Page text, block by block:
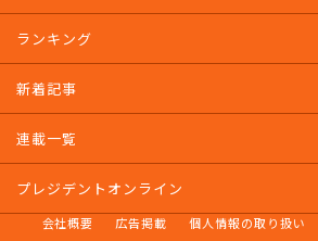
ランキング
新着記事
連載一覧
プレジデントオンライン
会社概要 広告掲載 個人情報の取り扱い